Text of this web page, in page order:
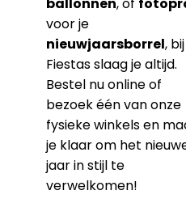
Als toonaangevende
Belgische
staan we garant voor
kwaliteit en een
uitgebreid
Of je nu op zoek bent
naarslingers,
ballonnen , of
voor je
nieuwjaarsborrel